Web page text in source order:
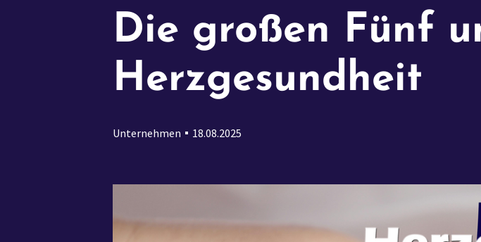
Die großen Fünf
Herzgesundheit
Unternehmen 18.08.2025